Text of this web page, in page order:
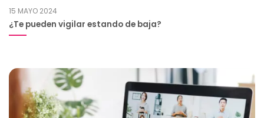
15 MAYO 2024
¿Te pueden vigilar estando de baja?